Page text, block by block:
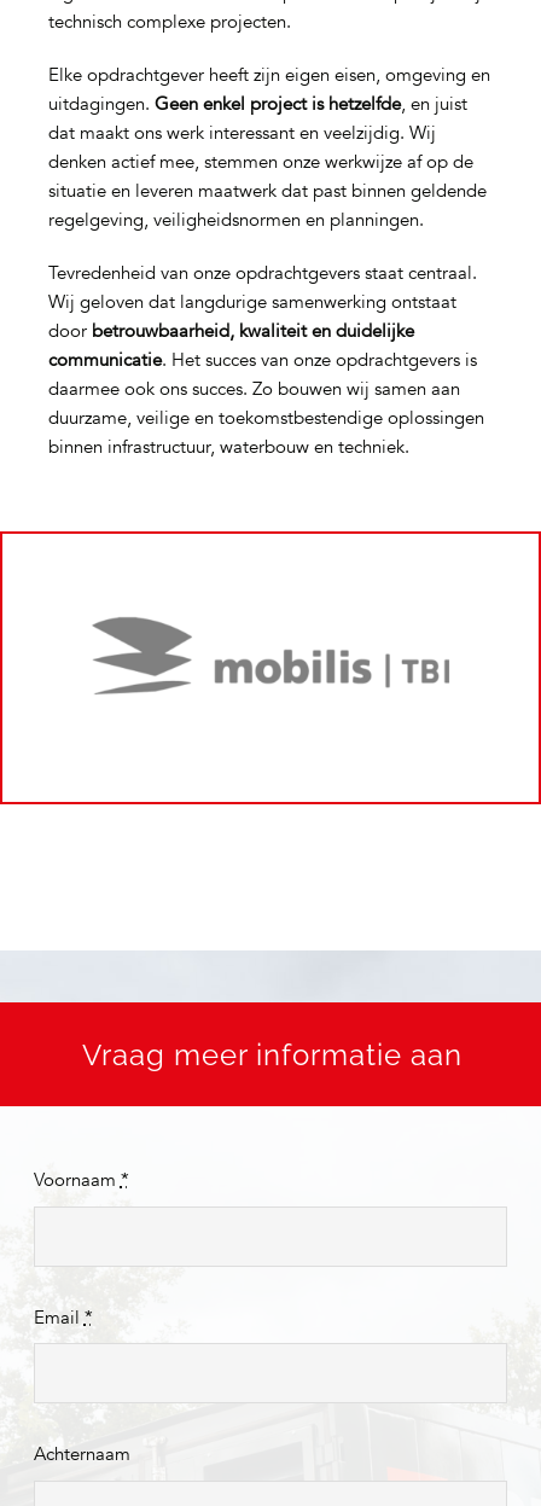
technisch complexe projecten.
Elke opdrachtgever heeft zijn eigen eisen, omgeving en
uitdagingen. Geen enkel project is hetzelfde, en juist
dat maakt ons werk interessant en veelzijdig. Wij
denken actief mee, stemmen onze werkwijze af op de
situatie en leveren maatwerk dat past binnen geldende
regelgeving, veiligheidsnormen en planningen.
Tevredenheid van onze opdrachtgevers staat centraal.
Wij geloven dat langdurige samenwerking ontstaat
door betrouwbaarheid, kwaliteit en duidelijke
communicatie. Het succes van onze opdrachtgevers is
daarmee ook ons succes. Zo bouwen wij samen aan
duurzame, veilige en toekomstbestendige oplossingen
binnen infrastructuur, waterbouw en techniek.
Vraag meer informatie aan
Voornaam *
Email *
Achternaam